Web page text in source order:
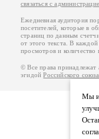
Мы
связаться с
Ежедневная аудитория
посетителей, которые в
страниц по данным
от этого текста. В
просмотров и количество
© Все права
эгидойРоссийского